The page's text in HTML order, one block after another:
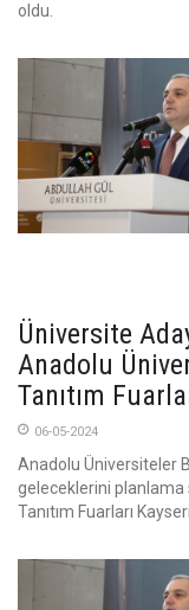
oldu.
Üniversite
Anadolu
Tanıtım
06-05-2024
Anadolu Üniversiteler
geleceklerini
Tanıtım Fuarları